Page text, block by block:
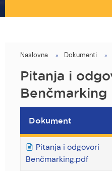
You
are
here
Naslovna Dokumenti
Pitanja i
Benčmarking
Dokument
Pitanja i odgovori
Benčmarking.pdf